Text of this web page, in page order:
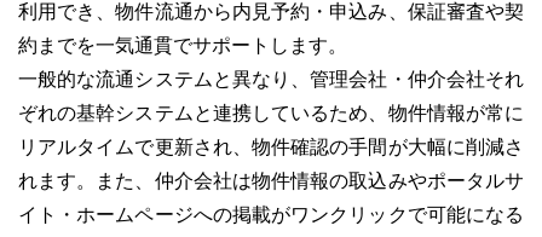
利用でき、物件流通から内見予約・申込み、保証審査や契
約までを一気通貫でサポートします。
一般的な流通システムと異なり、管理会社・仲介会社それ
ぞれの基幹システムと連携しているため、物件情報が常に
リアルタイムで更新され、物件確認の手間が大幅に削減さ
れます。また、仲介会社は物件情報の取込みやポータルサ
イト・ホームページへの掲載がワンクリックで可能になる